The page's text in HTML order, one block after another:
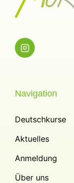
Navigation
Deutschkurse
Aktuelles
Anmeldung
Über uns